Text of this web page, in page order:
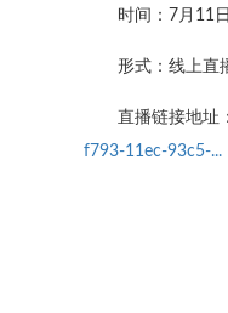
时间：7月11
形式：线上直
直播链接地址
f793-11ec-93c5-...